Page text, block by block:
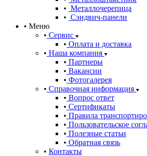
Металлочерепица
Сэндвич-панели
Меню
Сервис
Оплата и доставка
Наша компания
Партнеры
Вакансии
Фотогалерея
Справочная информация
Вопрос ответ
Сертификаты
Правила
Пользовательское
Полезные статьи
Обратная связь
Контакты